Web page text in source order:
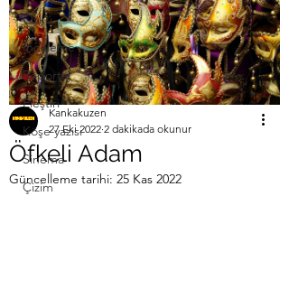
Öykü
İnceleme
Röportaj
Eleştiri
Köşe yazısı
Sinema
Çizim
Öfkeli Adam
Kankakuzen
27 Eki 2022 2 dakikada okunur
Güncelleme tarihi: 25 Kas 2022